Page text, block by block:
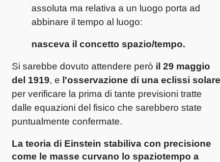
assoluta ma relativa a un luogo porta ad
abbinare il tempo al luogo:
nasceva il concetto spazio/tempo.
Si sarebbe dovuto attendere però il 29 maggio
del 1919, e l'osservazione di una eclissi solare
per verificare la prima di tante previsioni tratte
dalle equazioni del fisico che sarebbero state
puntualmente confermate.
La teoria di Einstein stabiliva con precisione
come le masse curvano lo spaziotempo a